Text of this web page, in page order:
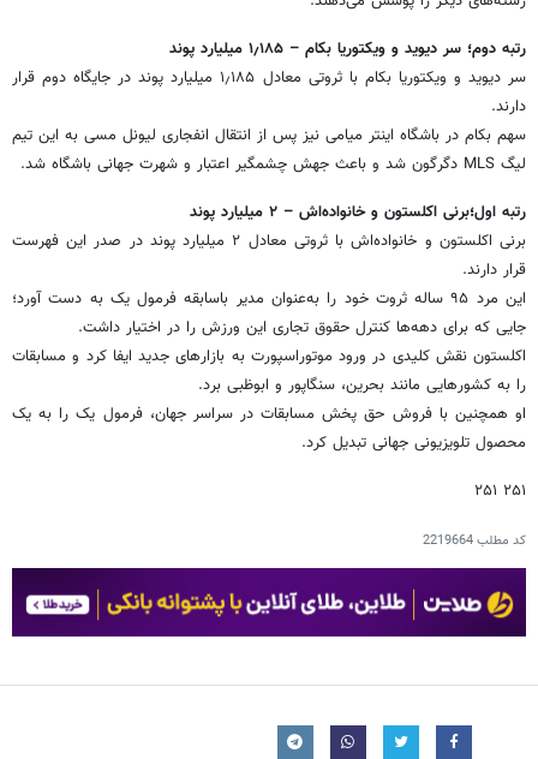
رتبه دوم؛ سر دیوید و ویکتوریا بکام – ۱٫۱۸۵ میلیارد پوند
سر دیوید و ویکتوریا بکام با ثروتی معادل ۱٫۱۸۵ میلیارد پوند در جایگاه دوم قرار
دارند.
سهم بکام در باشگاه اینتر میامی نیز پس از انتقال انفجاری لیونل مسی به این تیم
لیگ MLS دگرگون شد و باعث جهش چشمگیر اعتبار و شهرت جهانی باشگاه شد.
رتبه اول؛برنی اکلستون و خانواده‌اش – ۲ میلیارد پوند
برنی اکلستون و خانواده‌اش با ثروتی معادل ۲ میلیارد پوند در صدر این فهرست
قرار دارند.
این مرد ۹۵ ساله ثروت خود را به‌عنوان مدیر باسابقه فرمول یک به دست آورد؛
جایی که برای دهه‌ها کنترل حقوق تجاری این ورزش را در اختیار داشت.
اکلستون نقش کلیدی در ورود موتوراسپورت به بازارهای جدید ایفا کرد و مسابقات
را به کشورهایی مانند بحرین، سنگاپور و ابوظبی برد.
او همچنین با فروش حق پخش مسابقات در سراسر جهان، فرمول یک را به یک
محصول تلویزیونی جهانی تبدیل کرد.
۲۵۱ ۲۵۱
کد مطلب2219664